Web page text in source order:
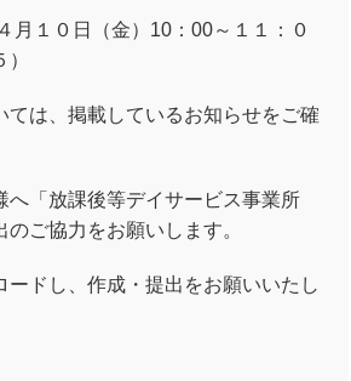
月１０日（金） 10 ： 00～１１：０
ては、掲載しているお知らせをご確
へ「放課後等デイサービス事業所
ご協力をお願いします。
ードし、作成・提出をお願いいたし